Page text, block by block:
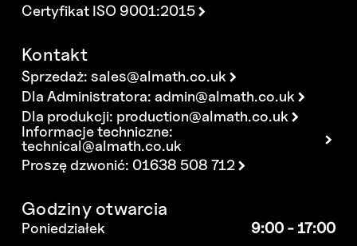
Certyfikat ISO 9001:2015
Kontakt
Sprzedaż:sales@almath.co.uk
Dla Administratora: admin@almath.co.uk
Dla produkcji: production@almath.co.uk
Informacje techniczne:
technical@almath.co.uk
Proszę dzwonić: 01638 508 712
Godziny otwarcia
Poniedziałek
9:00 - 17:00